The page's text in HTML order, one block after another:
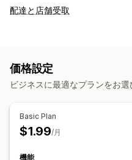
配達と店舗受取
価格設定
ビジネスに最適なプランをお選
Basic Plan
$1.99/月
機能